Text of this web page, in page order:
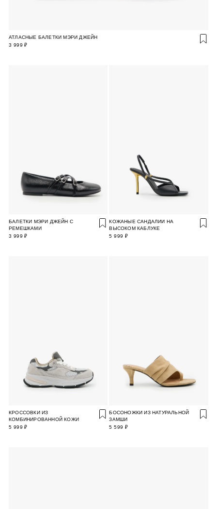
АТЛАСНЫЕ БАЛЕТКИ МЭРИ ДЖЕЙН
3 999 ₽
БАЛЕТКИ МЭРИ ДЖЕЙН С
РЕМЕШКАМИ
3 999 ₽
КОЖАНЫЕ САНДАЛИИ НА
ВЫСОКОМ КАБЛУКЕ
5 999 ₽
КРОССОВКИ ИЗ
КОМБИНИРОВАННОЙ КОЖИ
5 999 ₽
БОСОНОЖКИ ИЗ НАТУРАЛЬНОЙ
ЗАМШИ
5 599 ₽